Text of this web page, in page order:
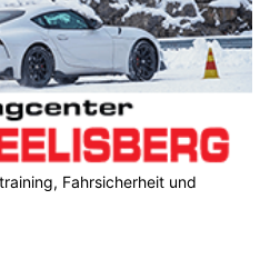
Fahrsicherheit und